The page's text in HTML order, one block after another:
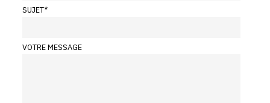
SUJET*
VOTRE MESSAGE